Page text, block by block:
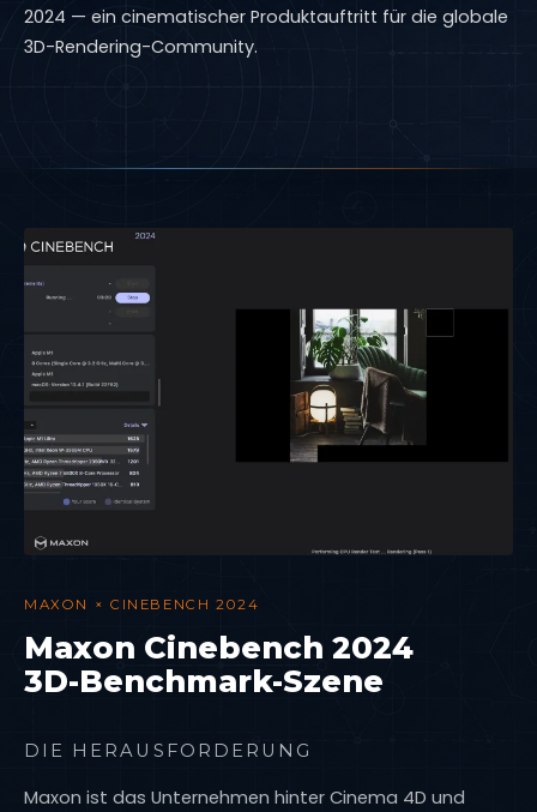
2024 — ein cinematischer Produktauftritt für die globale
3D-Rendering-Community.
MAXON × CINEBENCH 2024
Maxon Cinebench 2024
3D-Benchmark-Szene
DIE HERAUSFORDERUNG
Maxon ist das Unternehmen hinter Cinema 4D und